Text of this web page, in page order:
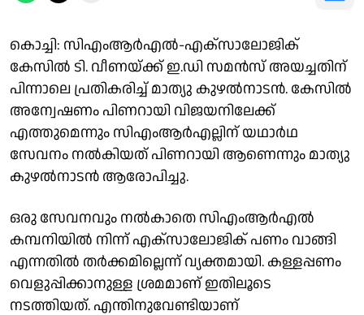
കൊച്ചി: സിഎംആർഎൽ-എക്‌സാലോജിക്
കേസിൽ ടി. വീണയ്ക്ക് ഇ.ഡി സമൻസ് അയച്ചതിന്
പിന്നാലെ പ്രതികരിച്ച് മാത്യു കുഴൽനാടൻ. കേസിൽ
അന്വേഷണം പിണറായി വിജയനിലേക്ക്
എത്തുമെന്നും സിഎംആർഎല്ലിന് യഥാർഥ
സേവനം നൽകിയത് പിണറായി ആണെന്നും മാത്യു
കുഴൽനാടൻ ആരോപിച്ചു.
ഒരു സേവനവും നൽകാതെ സിഎംആർഎൽ
കമ്പനിയിൽ നിന്ന് എക്‌സാലോജിക് പണം വാങ്ങി
എന്നതിൽ തർക്കമില്ലെന്ന് വ്യക്തമായി. കള്ളപ്പണം
വെളുപ്പിക്കാനുള്ള ശ്രമമാണ് ഇതിലൂടെ
നടത്തിയത്. എന്തിനുവേണ്ടിയാണ്